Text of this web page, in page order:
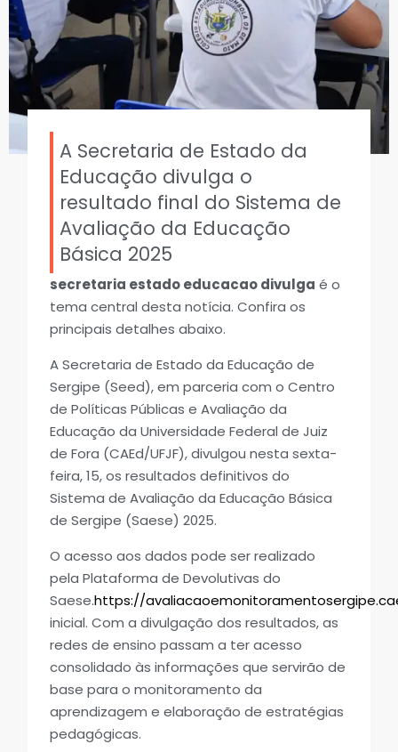
A Secretaria de Estado da
Educação divulga o
resultado final do Sistema de
Avaliação da Educação
Básica 2025
secretaria estado educacao divulga é o
tema central desta notícia. Confira os
principais detalhes abaixo.
A Secretaria de Estado da Educação de
Sergipe (Seed), em parceria com o Centro
de Políticas Públicas e Avaliação da
Educação da Universidade Federal de Juiz
de Fora (CAEd/UFJF), divulgou nesta sexta-
feira, 15, os resultados definitivos do
Sistema de Avaliação da Educação Básica
de Sergipe (Saese) 2025.
O acesso aos dados pode ser realizado
pela Plataforma de Devolutivas do
Saese.https://
inicial. Com a divulgação dos resultados, as
redes de ensino passam a ter acesso
consolidado às informações que servirão de
base para o monitoramento da
aprendizagem e elaboração de estratégias
pedagógicas.